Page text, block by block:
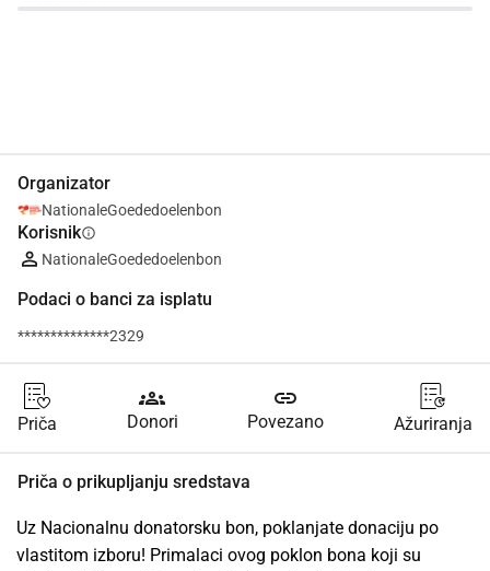
Organizator
NationaleGoededoelenbon
Korisnikinfo
NationaleGoededoelenbon
Podaci o banci za isplatu
**************2329
Priča
groups
Donori
link
Povezano Ažuriranja
Priča o prikupljanju sredstava
Uz Nacionalnu donatorsku bon, poklanjate donaciju po
vlastitom izboru! Primalaci ovog poklon bona koji su